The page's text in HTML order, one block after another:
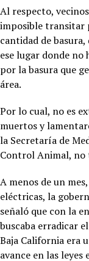
Al respecto,
imposible transitar
cantidad de
ese lugar donde no
por la basura que
área.
Por lo cual, no es
muertos y
la Secretaría de
Control Animal, no
A menos de un
eléctricas, la
señaló que con la
buscaba erradicar
Baja California era
avance en las